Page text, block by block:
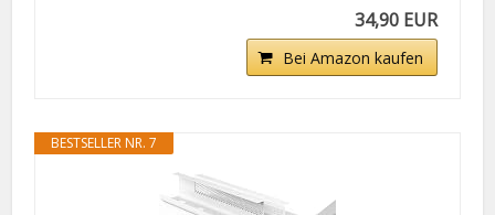
34,90 EUR
Bei Amazon kaufen
BESTSELLER NR. 7